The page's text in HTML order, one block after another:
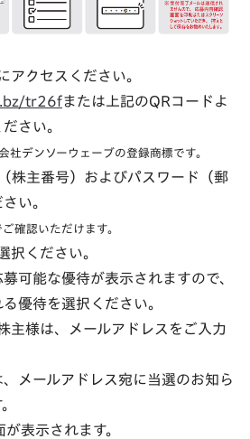
アクセスください。
tr26fまたは上記のQRコードよ
さい。
社デンソーウェーブの登録商標です。
株主番号）およびパスワード（郵
い。
認いただけます。
択ください。
可能な優待が表示されますので、
優待を選択ください。
主様は、メールアドレスをご入力
ールアドレス宛に当選のお知ら
表示されます。